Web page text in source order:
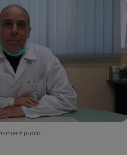
public